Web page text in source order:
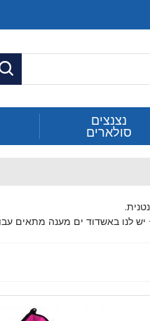
נצנצים
סולארים